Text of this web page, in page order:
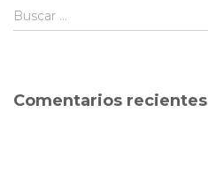
B
u
r
Buscar …
Comentarios recientes